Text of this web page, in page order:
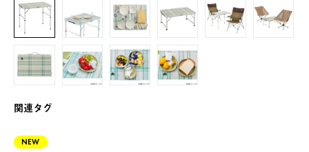
関連タグ
NEW